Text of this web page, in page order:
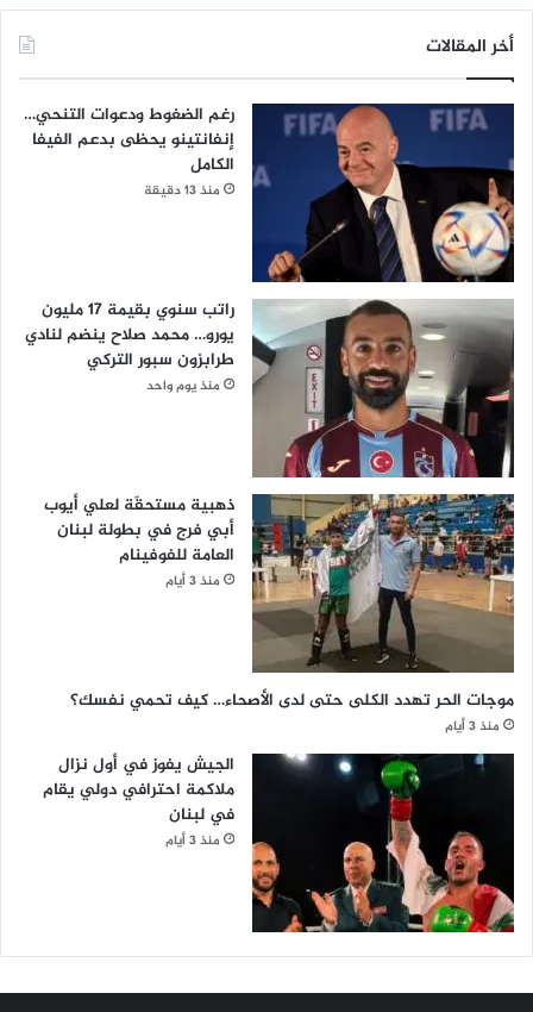
أخر المقالات
رغم الضغوط ودعوات التنحي…
إنفانتينو يحظى بدعم الفيفا
الكامل
منذ 13 دقيقة
راتب سنوي بقيمة 17 مليون
يورو… محمد صلاح ينضم لنادي
طرابزون سبور التركي
منذ يوم واحد
ذهبية مستحقّة لعلي أيوب
أبي فرج في بطولة لبنان
العامة للفوفينام
منذ 3 أيام
موجات الحر تهدد الكلى حتى لدى الأصحاء… كيف تحمي نفسك؟
منذ 3 أيام
الجيش يفوز في أول نزال
ملاكمة احترافي دولي يقام
في لبنان
منذ 3 أيام